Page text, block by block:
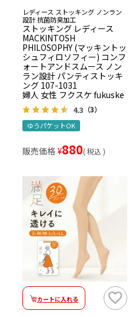
レディース ストッキング ノンラン
設計 抗菌防臭加工
ストッキング レディース
MACKINTOSH
PHILOSOPHY (マッキントッ
シュフィロソフィー) コンフ
ォートアンドスムース ノン
ラン設計 パンティストッキ
ング 107-1031
婦人 女性 フクスケ fukuske
4.3 （3）
ゆうパケットOK
販売価格 ¥880 税込
カートに入れる